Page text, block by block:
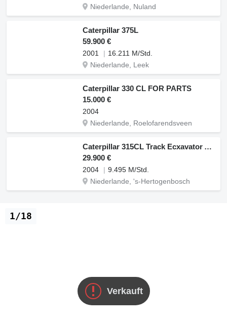
Niederlande, Nuland
Caterpillar 375L
59.900 €
2001
16.211 M/Std.
Niederlande, Leek
Caterpillar 330 CL FOR PARTS
15.000 €
2004
Niederlande, Roelofarendsveen
Caterpillar 315CL Track Ecxavator Airconditioning 16.7T Good Condition
29.900 €
2004
9.495 M/Std.
Niederlande, 's-Hertogenbosch
Verkauft
1/18